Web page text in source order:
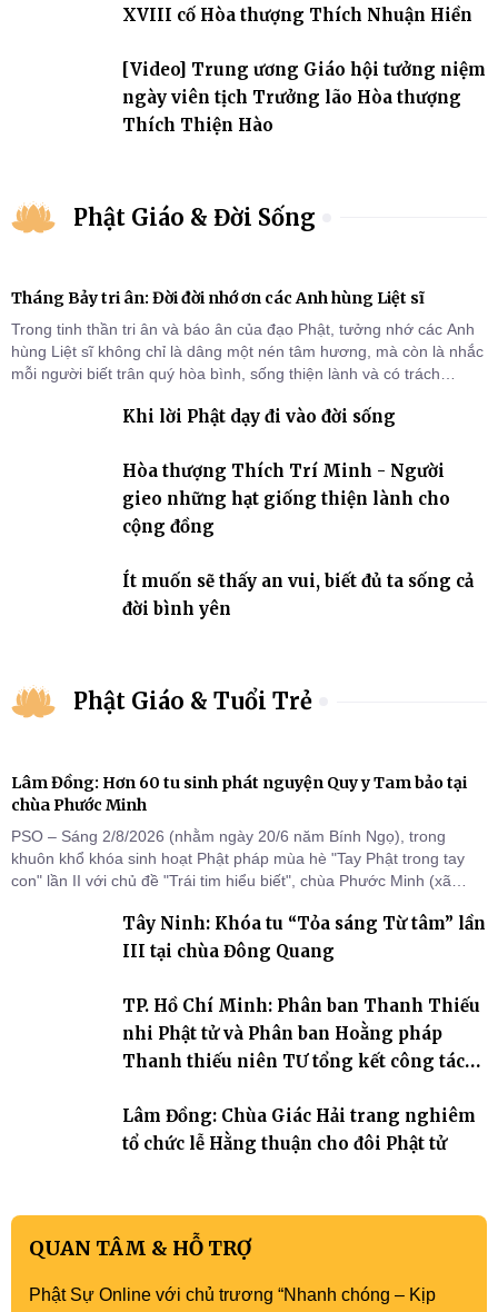
XVIII cố Hòa thượng Thích Nhuận Hiền
[Video] Trung ương Giáo hội tưởng niệm
ngày viên tịch Trưởng lão Hòa thượng
Thích Thiện Hào
Phật Giáo & Đời Sống
Tháng Bảy tri ân: Đời đời nhớ ơn các Anh hùng Liệt sĩ
Trong tinh thần tri ân và báo ân của đạo Phật, tưởng nhớ các Anh
hùng Liệt sĩ không chỉ là dâng một nén tâm hương, mà còn là nhắc
mỗi người biết trân quý hòa bình, sống thiện lành và có trách
Khi lời Phật dạy đi vào đời sống
Hòa thượng Thích Trí Minh - Người
gieo những hạt giống thiện lành cho
cộng đồng
Ít muốn sẽ thấy an vui, biết đủ ta sống cả
đời bình yên
Phật Giáo & Tuổi Trẻ
Lâm Đồng: Hơn 60 tu sinh phát nguyện Quy y Tam bảo tại
chùa Phước Minh
PSO – Sáng 2/8/2026 (nhằm ngày 20/6 năm Bính Ngọ), trong
khuôn khổ khóa sinh hoạt Phật pháp mùa hè "Tay Phật trong tay
con" lần II với chủ đề "Trái tim hiểu biết", chùa Phước Minh (xã
cho hơn 60 tu sinh.Tây Ninh: Khóa tu “Tỏa sáng Từ tâm” lần
III tại chùa Đông Quang
TP. Hồ Chí Minh: Phân ban Thanh Thiếu
nhi Phật tử và Phân ban Hoằng pháp
Thanh thiếu niên TƯ tổng kết công tác
Lâm Đồng: Chùa Giác Hải trang nghiêm
tổ chức lễ Hằng thuận cho đôi Phật tử
QUAN TÂM & HỖ TRỢ
Phật Sự Online với chủ trương “Nhanh chóng – Kịp